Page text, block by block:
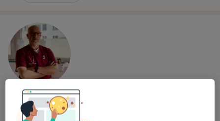
lek. Sebastian Kocur
Flebolog, Lekarz wykonujący zabiegi medycyny estetycznej,